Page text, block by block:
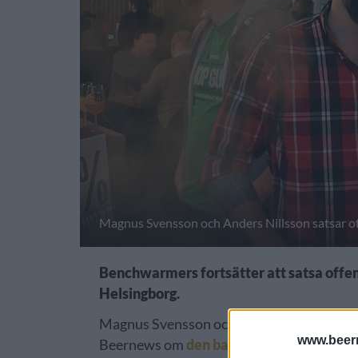
Magnus Svensson och Anders Nillsson satsar
Benchwarmers fortsätter att satsa
Helsingborg.
Magnus Svensson och Anders Nilsson
Beernews omden bar som man ska